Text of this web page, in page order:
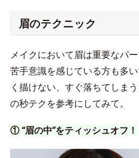
眉のテクニック
メイクにおいて眉は重要なパー
苦手意識を感じている方も多
く描けない、すぐ落ちてしま
の秒テクを参考にしてみて。
① “眉の中”をティッシュオフ！